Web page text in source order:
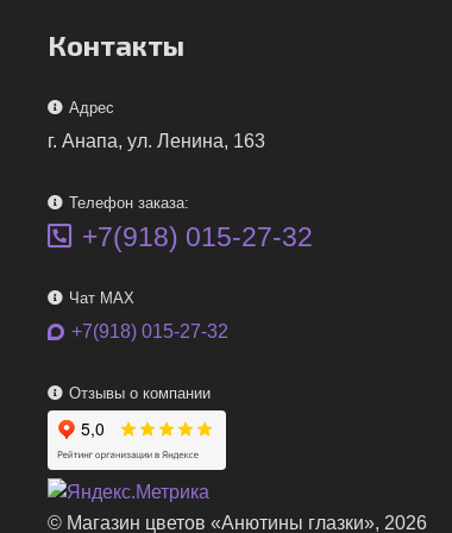
Контакты
Адрес
г. Анапа, ул. Ленина, 163
Телефон заказа:
+7(918) 015-27-32
Чат MAX
+7(918) 015-27-32
Отзывы о компании
© Магазин цветов «Анютины глазки», 2026